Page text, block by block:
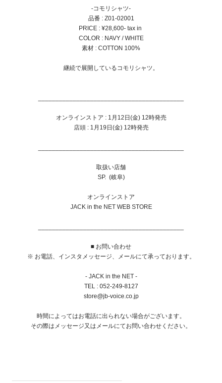
-コモリシャツ-
品番 : Z01-02001
PRICE : ¥28,600- tax in
COLOR : NAVY / WHITE
素材 : COTTON 100%
継続で展開しているコモリシャツ。
オンラインストア : 1月12日(金) 12時発売
店頭: 1 月 19 日(金) 12時発売
取扱い店舗
SP. (岐阜)
オンラインストア
JACK in the NET WEB STORE
■ お問い合わせ
※ お電話、インスタメッセージ、メールにて承っております。
- JACK in the NET -
TEL : 052-249-8127
store@jb-voice.co.jp
時間によってはお電話に出られない場合がございます。
その際はメッセージ又はメールにてお問い合わせください。